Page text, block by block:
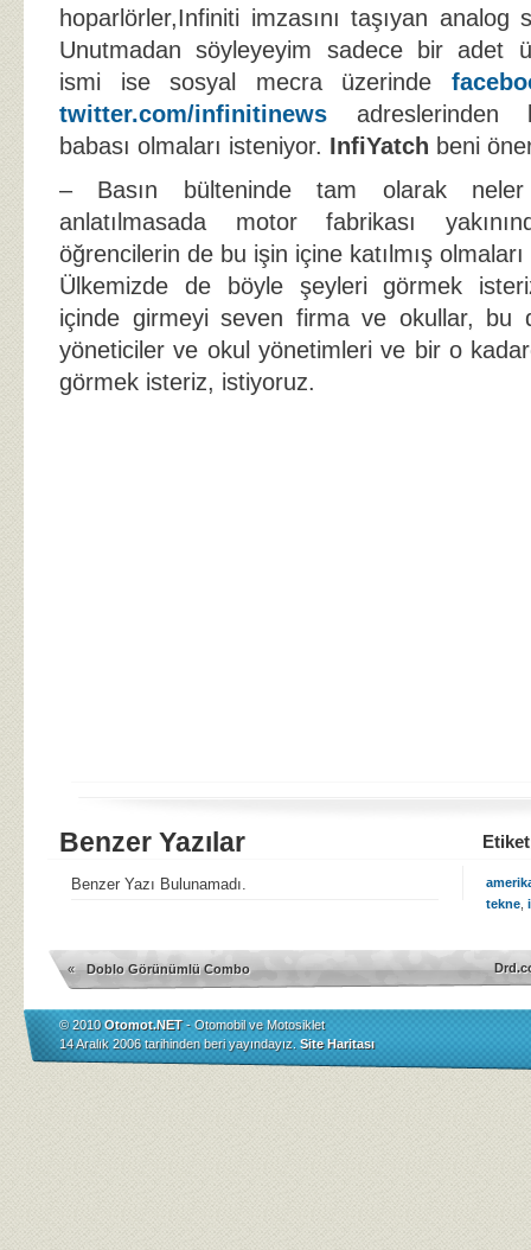
hoparlörler,Infiniti imzasını taşıyan analog
Unutmadan söyleyeyim sadece bir adet
ismi ise sosyal mecra üzerinde
twitter.com/infinitinews adreslerinden
babası olmaları isteniyor. InfiYatch beni
– Basın bülteninde tam olarak neler
anlatılmasada motor fabrikası
öğrencilerin de bu işin içine katılmış
Ülkemizde de böyle şeyleri görmek
içinde girmeyi seven firma ve okullar, bu
yöneticiler ve okul yönetimleri ve bir o
görmek isteriz, istiyoruz.
Benzer Yazılar
Benzer Yazı Bulunamadı.
tekne
« Doblo Görünümlü Combo
© 2010Otomot.NET- Otomobil ve Motosiklet
14 Aralık 2006 tarihinden beri yayındayız. Site Haritası